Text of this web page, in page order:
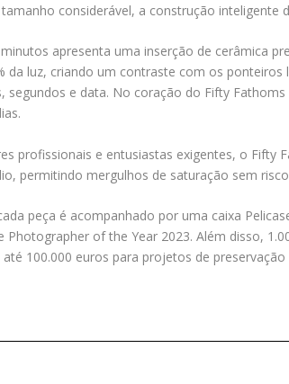
considerável, a construção
apresenta uma inserção de cerâmica
da luz, criando um contraste com os
segundos e data. No coração do Fifty
profissionais e entusiastas exigentes, o
permitindo mergulhos de saturação sem
peça é acompanhado por uma caixa
Photographer of the Year 2023. Além disso,
100.000 euros para projetos de